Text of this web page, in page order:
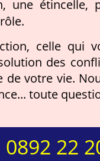
une étincelle,
celle qui
des
de votre vie.
toute
0892 22